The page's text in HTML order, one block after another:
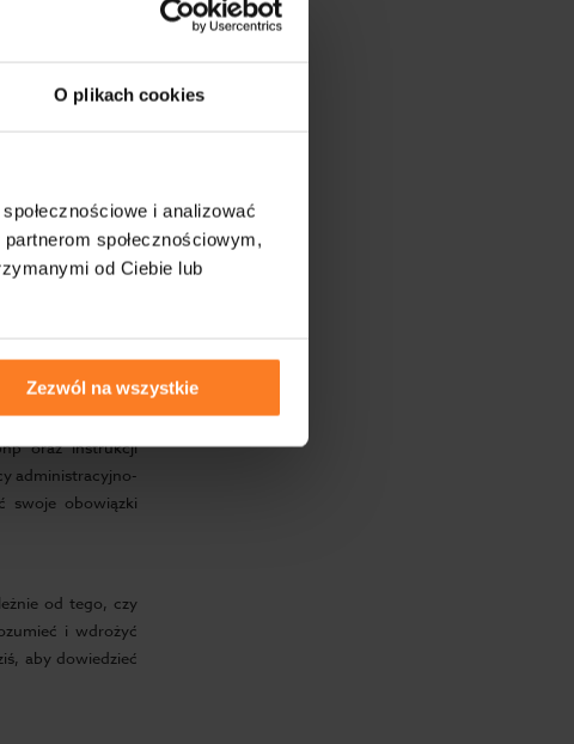
O plikach cookies
i analizować
społecznościowym,
od Ciebie lub
Zezwól na wszystkie
pracy oraz
także ewakuacji
stawia na
ale
szkoleniom
na miejscu
co obejmuje
oraz kodeks
oraz instrukcji
administracyjno-
swoje obowiązki
od tego, czy
i wdrożyć
aby dowiedzieć